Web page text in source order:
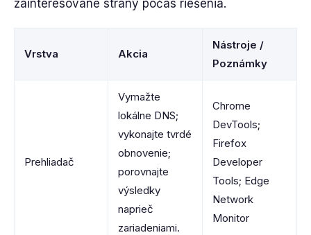
zainteresované strany počas riešenia.
Vrstva Akcia
Nástroje /
Poznámky
Prehliadač
Vymažte
lokálne DNS;
vykonajte tvrdé
obnovenie;
porovnajte
výsledky
naprieč
zariadeniami.
Chrome
DevTools;
Firefox
Developer
Tools; Edge
Network
Monitor